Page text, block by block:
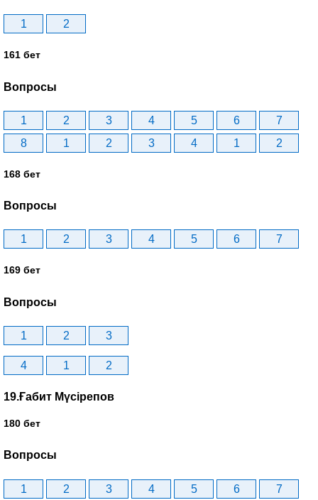
1 2
161 бет
Вопросы
1 2 3 4 5 6
7
8
1 2 3 4 1 2
168 бет
Вопросы
1 2 3 4 5 6 7
169 бет
Вопросы
1 2 3
4 1 2
19.Ғабит Мүсірепов
180 бет
Вопросы
1 2 3 4 5 6 7